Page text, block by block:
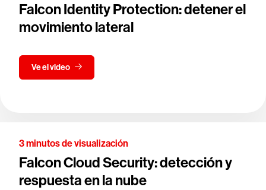
Falcon Identity Protection: detener el
movimiento lateral
Ve el video
3 minutos de visualización
Falcon Cloud Security: detección y
respuesta en la nube